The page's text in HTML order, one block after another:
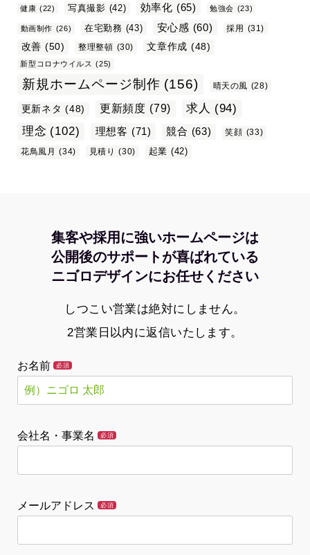
健康 (22) 写真撮影 (42) 効率化 (65) 勉強会 (23)
動画制作 (26) 在宅勤務 (43) 安心感 (60) 採用 (31)
改善 (50) 整理整頓 (30) 文章作成 (48)
新型コロナウイルス (25)
新規ホームページ制作 (156) 晴天の風 (28)
更新ネタ (48) 更新頻度 (79) 求人 (94)
理念 (102) 理想客 (71) 競合 (63) 笑顔 (33)
花鳥風月
(34) 見積り (30) 起業 (42)
集客や採用に強いホームページは
公開後のサポートが喜ばれている
ニゴロデザインにお任せください
しつこい営業は絶対にしません。
2営業日以内に返信いたします。
お名前 必須
会社名・事業名 必須
メールアドレス 必須